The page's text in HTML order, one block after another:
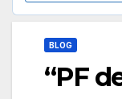
BLOG
“PF